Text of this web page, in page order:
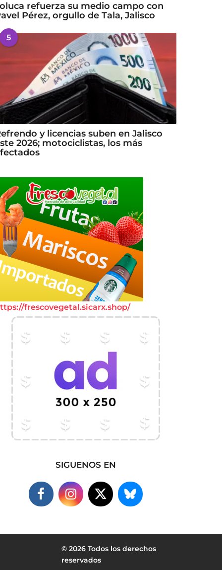
refuerza su medio campo con
Pérez, orgullo de Tala, Jalisco
5
y licencias suben en Jalisco
2026; motociclistas, los más
frescovegetal.sicarx.shop/
SIGUENOS EN
© 2026 Todos los derechos
reservados